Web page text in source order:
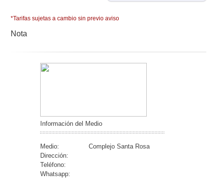
*Tarifas sujetas a cambio sin previo aviso
Nota
Información del Medio
Medio:
Complejo Santa Rosa
Dirección:
Teléfono:
Whatsapp: